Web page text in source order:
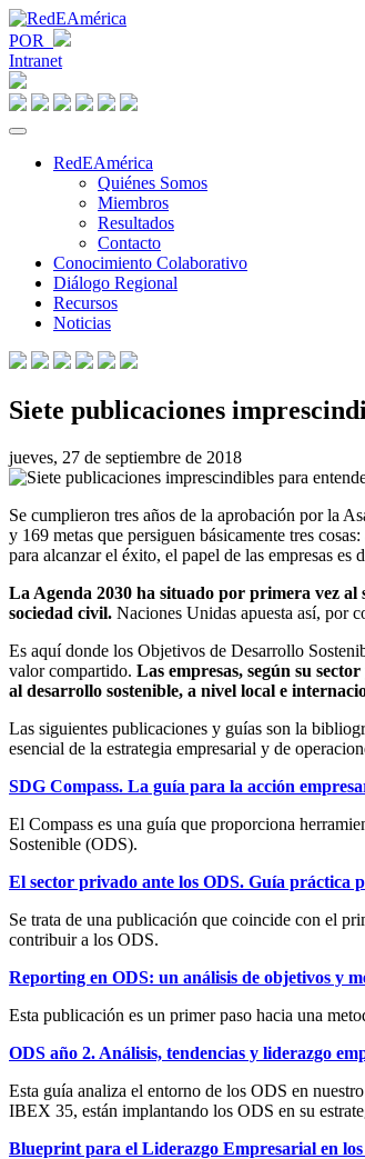
POR
Intranet
RedEAmérica
Quiénes Somos
Miembros
Resultados
Contacto
Conocimiento Colaborativo
Diálogo Regional
Recursos
Noticias
Siete publicaciones
jueves, 27 de septiembre de 2018
Se cumplieron tres años de la aprobación por la
y 169 metas que persiguen básicamente tres
para alcanzar el éxito, el papel de las empresas es
La Agenda 2030 ha situado por primera vez al
sociedad civil. Naciones Unidas apuesta así, por
Es aquí donde los Objetivos de Desarrollo
valor compartido. Las empresas, según su
al desarrollo sostenible, a nivel local e
Las siguientes publicaciones y guías son la
esencial de la estrategia empresarial y de
SDG Compass. La guía para la acción
El Compass es una guía que proporciona
Sostenible (ODS).
El sector privado ante los ODS. Guía práctica
Se trata de una publicación que coincide con el
contribuir a los ODS.
Reporting en ODS: un análisis de objetivos y
Esta publicación es un primer paso hacia una
ODS año 2. Análisis, tendencias y liderazgo
Esta guía analiza el entorno de los ODS en
IBEX 35, están implantando los ODS en su
Blueprint para el Liderazgo Empresarial en